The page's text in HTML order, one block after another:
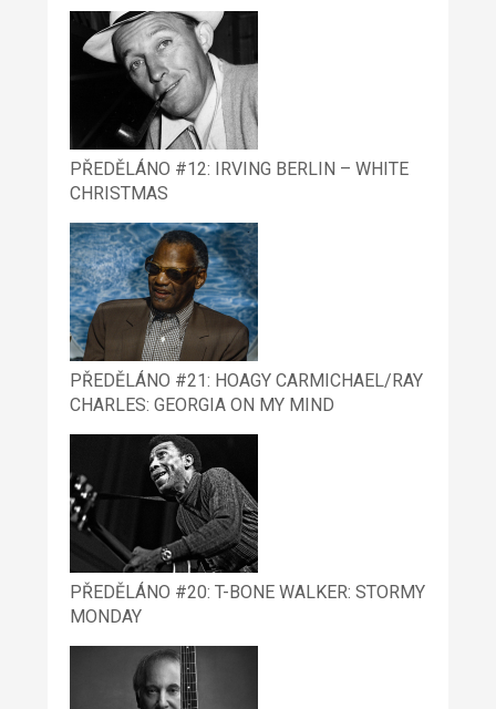
PŘEDĚLÁNO #12: IRVING BERLIN – WHITE
CHRISTMAS
PŘEDĚLÁNO #21: HOAGY CARMICHAEL/RAY
CHARLES: GEORGIA ON MY MIND
PŘEDĚLÁNO #20: T-BONE WALKER: STORMY
MONDAY